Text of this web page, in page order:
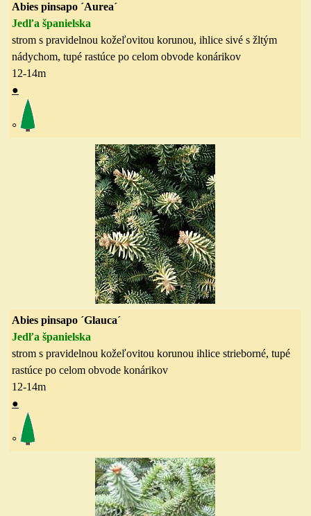
Abies pinsapo ´Aurea´
Jedľa španielska
strom s pravidelnou kožeľovitou korunou, ihlice sivé s žltým
nádychom, tupé rastúce po celom obvode konárikov
12-14m
●
◦
Abies pinsapo ´Glauca´
Jedľa španielska
strom s pravidelnou kožeľovitou korunou ihlice strieborné, tupé
rastúce po celom obvode konárikov
12-14m
●
◦